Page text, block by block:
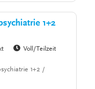
1+2
Voll/Teilzeit
1+2 /